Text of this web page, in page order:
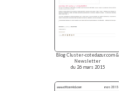
Blog Cluster-cotedazur.com &
Newsletter
du 26 mars 2015